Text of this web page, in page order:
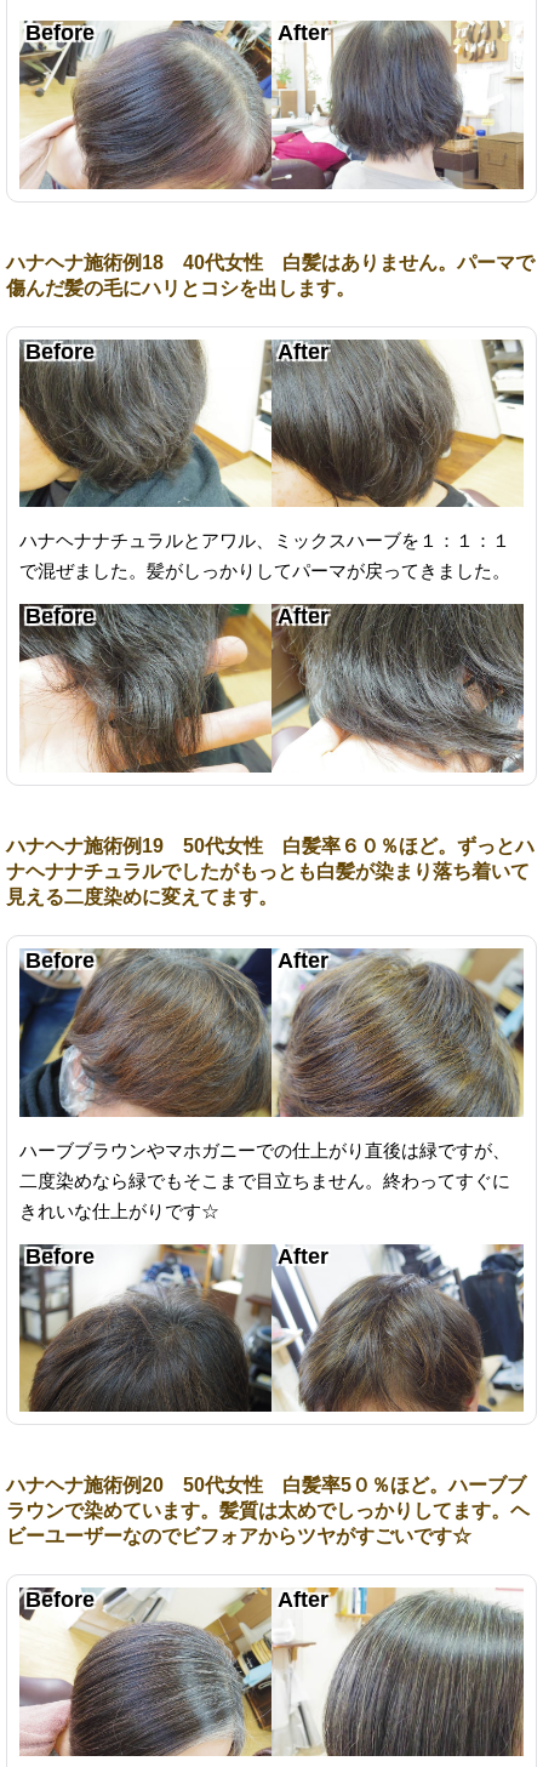
ハナヘナ施術例18 40代女性 白髪はありません。パーマで
傷んだ髪の毛にハリとコシを出します。
ハナヘナナチュラルとアワル、ミックスハーブを１：１：１
で混ぜました。髪がしっかりしてパーマが戻ってきました。
ハナヘナ施術例19 50代女性 白髪率６０％ほど。ずっとハ
ナヘナナチュラルでしたがもっとも白髪が染まり落ち着いて
見える二度染めに変えてます。
ハーブブラウンやマホガニーでの仕上がり直後は緑ですが、
二度染めなら緑でもそこまで目立ちません。終わってすぐに
きれいな仕上がりです☆
ハナヘナ施術例20 50代女性 白髪率5０％ほど。ハーブブ
ラウンで染めています。髪質は太めでしっかりしてます。ヘ
ビーユーザーなのでビフォアからツヤがすごいです☆